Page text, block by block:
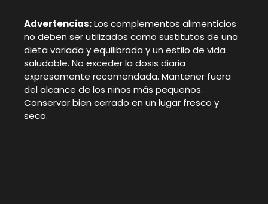
Advertencias:Los complementos alimenticios
no deben ser utilizados como sustitutos de una
dieta variada y equilibrada y un estilo de vida
saludable. No exceder la dosis diaria
expresamente recomendada. Mantener fuera
del alcance de los niños más pequeños.
Conservar bien cerrado en un lugar fresco y
seco.